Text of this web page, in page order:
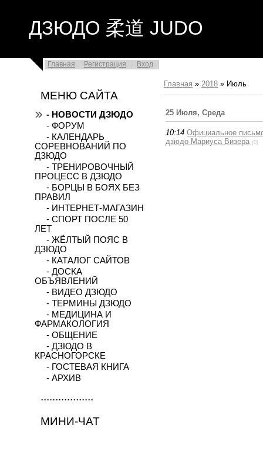
ДЗЮДО 柔道 JUDO
Главная Регистрация Вход
МЕНЮ САЙТА
- НОВОСТИ ДЗЮДО
- ФОРУМ
- КАЛЕНДАРЬ
СОРЕВНОВАНИЙ ПО
ДЗЮДО
- ТРЕНИРОВОЧНЫЙ
ПРОЦЕСС В ДЗЮДО
- БОРЦЫ В БОЯХ БЕЗ
ПРАВИЛ
- ИНТЕРНЕТ-МАГАЗИН
- СПОРТ ПОСЛЕ 50
ЛЕТ
- ЖЁЛТЫЙ ПОЯС В
ДЗЮДО
- КАТАЛОГ САЙТОВ
- ДОСКА
ОБЪЯВЛЕНИЙ
- ВИДЕО ДЗЮДО
- ТЕРМИНЫ ДЗЮДО
- МЕДИЦИНА И
ФАРМАКОЛОГИЯ
- ОБЩЕНИЕ
- ДЗЮДО В
КРАСНОГОРСКЕ
- ГОСТЕВАЯ КНИГА
- АРХИВ
..................
МИНИ-ЧАТ
Главная » 2018 » Июль
25 Июля, Среда
10:14 Официальное
дзюдо Мариуса Визера (0)